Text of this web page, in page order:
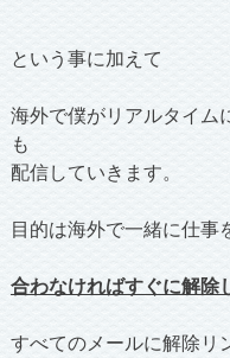
という事に加えて
海外で僕がリアルタイム
も
配信していきます。
目的は海外で一緒に仕事
合わなければすぐに解除
すべてのメールに解除リ